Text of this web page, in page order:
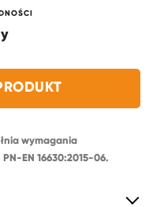
wymagania
EN 16630:2015-06.